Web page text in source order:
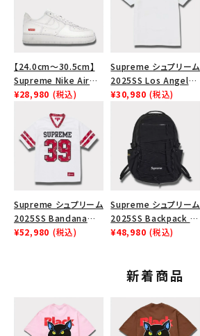
【24.0cm～30.5cm】
Supreme Nike Air
Force 1 Low シュプリ
ス１スニーカー シュー
ズ ホワイト
¥28,980 (税込)
Supreme シュプリーム
2025SS Los Angeles
Fire Relief Box Logo
Tee ファイヤーリリー
フボックスロゴTシャツ
ホワイト 白
¥30,980 (税込)
Supreme シュプリーム
2025SS Bandana
Football Jersey バン
¥52,980 (税込)
Supreme シュプリーム
2025SS Backpack バ
ックパック ブラック 黒
¥48,980 (税込)
新着商品